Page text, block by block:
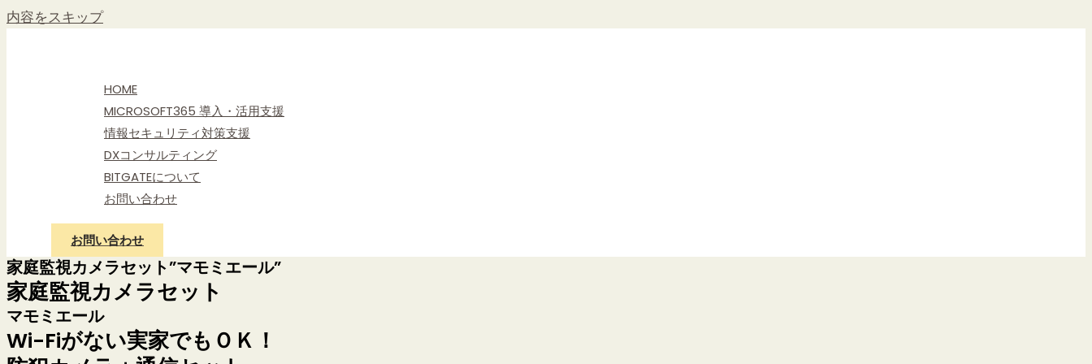
内容をスキップ
HOME
MICROSOFT365 導入・活用支援
情報セキュリティ対策支援
DXコンサルティング
BITGATEについて
お問い合わせ
お問い合わせ
家庭監視カメラセット”マモミエール”
家庭監視カメラセット
マモミエール
Wi-Fiがない実家でもＯＫ！